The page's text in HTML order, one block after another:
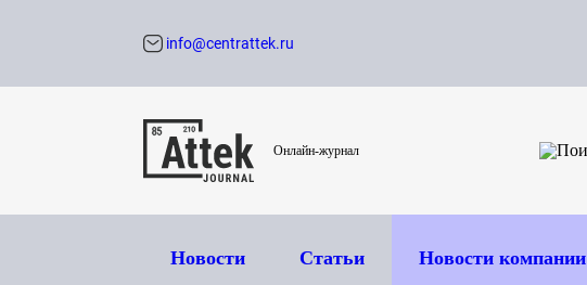
info@centrattek.ru
Онлайн-журнал
Новости Статьи Новости компании